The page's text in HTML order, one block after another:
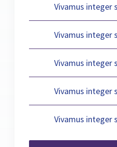
Vivamus integer
Vivamus integer
Vivamus integer
Vivamus integer
Vivamus integer